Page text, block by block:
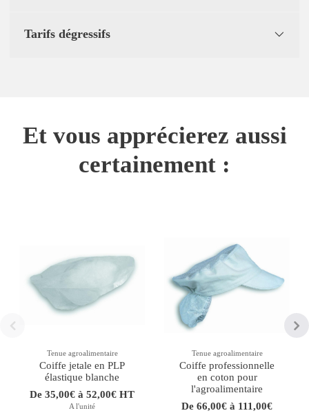
Tarifs dégressifs
Et vous apprécierez aussi
certainement :
Tenue agroalimentaire
Coiffe jetale en PLP
élastique blanche
De 35,00€ à 52,00€ HT
A l'unité
Tenue agroalimentaire
Coiffe professionnelle
en coton pour
l'agroalimentaire
De 66,00€ à 111,00€